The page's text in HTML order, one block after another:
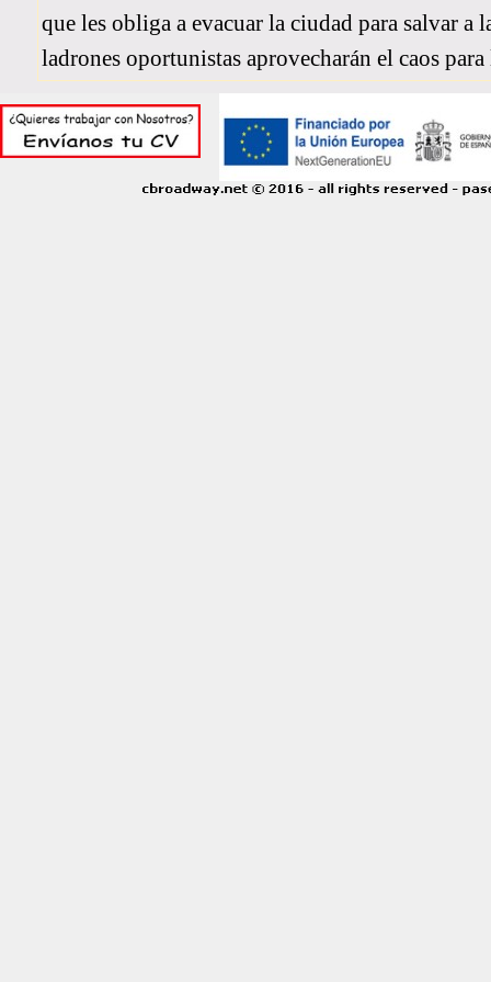
que les obliga a evacuar la ciudad para salvar a
ladrones oportunistas aprovecharán el caos